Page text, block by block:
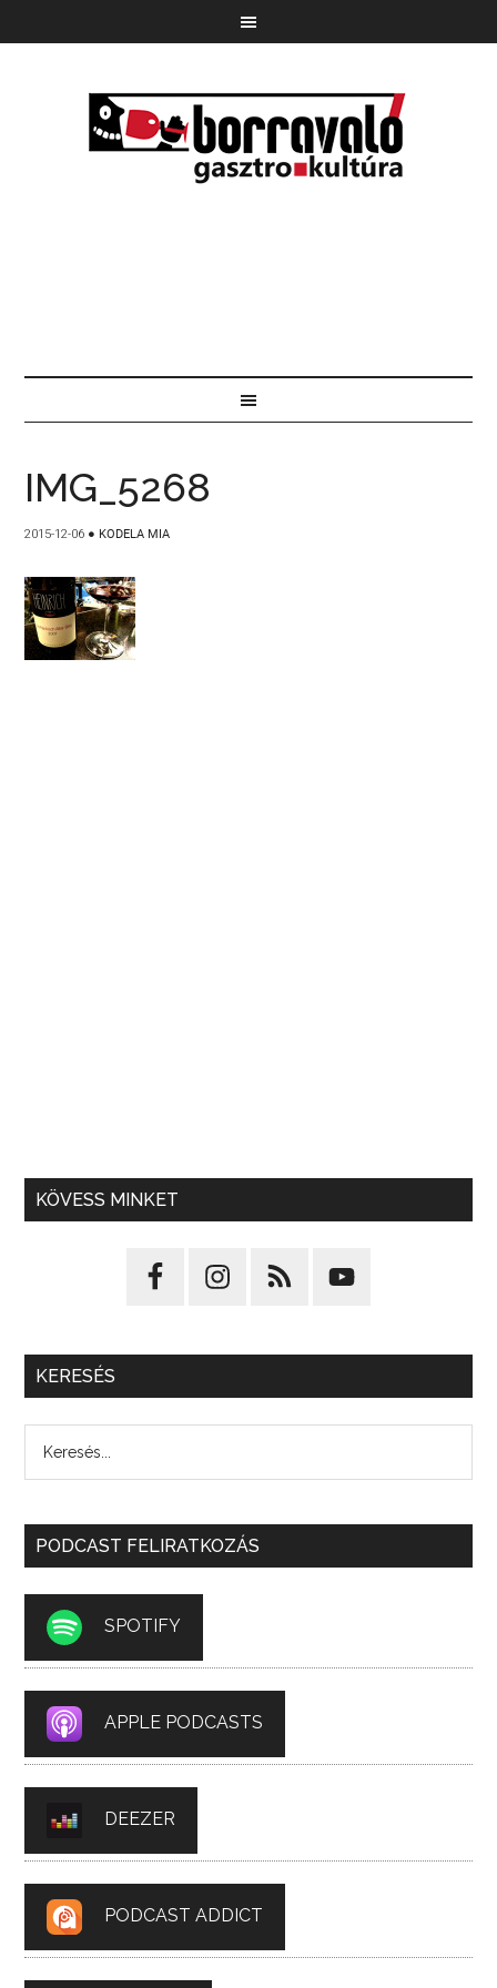
IMG_5268
2015-12-06 ● KODELA MIA
KÖVESS MINKET
KERESÉS
PODCAST FELIRATKOZÁS
SPOTIFY
APPLE PODCASTS
DEEZER
PODCAST ADDICT